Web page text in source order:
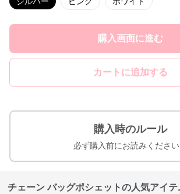
購入画面に進む
カートに追加する
購入時のルール
必ず購入前にお読みください
チェーン バッグポシェットの人気アイテ